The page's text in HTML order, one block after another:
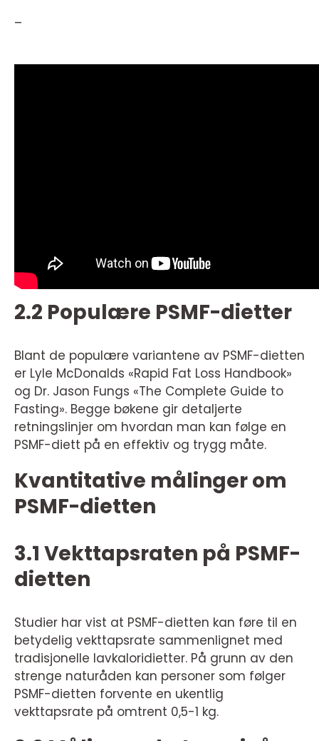
–
2.2 Populære PSMF-dietter
Blant de populære variantene av PSMF-dietten
er Lyle McDonalds «Rapid Fat Loss Handbook»
og Dr. Jason Fungs «The Complete Guide to
Fasting». Begge bøkene gir detaljerte
retningslinjer om hvordan man kan følge en
PSMF-diett på en effektiv og trygg måte.
Kvantitative målinger om
PSMF-dietten
3.1 Vekttapsraten på PSMF-
dietten
Studier har vist at PSMF-dietten kan føre til en
betydelig vekttapsrate sammenlignet med
tradisjonelle lavkaloridietter. På grunn av den
strenge naturåden kan personer som følger
PSMF-dietten forvente en ukentlig
vekttapsrate på omtrent 0,5-1 kg.